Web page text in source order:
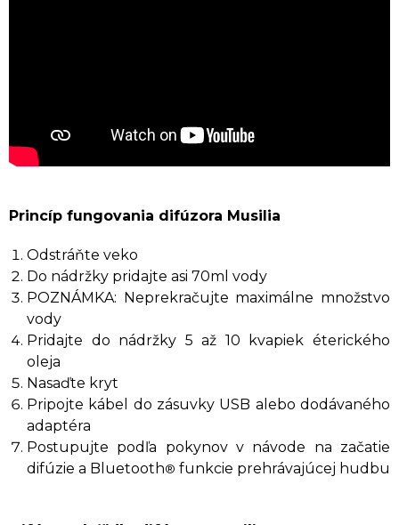
Princíp fungovania difúzora Musilia
Odstráňte veko
Do nádržky pridajte asi 70ml vody
POZNÁMKA: Neprekračujte maximálne množstvo
vody
Pridajte do nádržky 5 až 10 kvapiek éterického
oleja
Nasaďte kryt
Pripojte kábel do zásuvky USB alebo dodávaného
adaptéra
Postupujte podľa pokynov v návode na začatie
difúzie a Bluetooth® funkcie prehrávajúcej hudbu